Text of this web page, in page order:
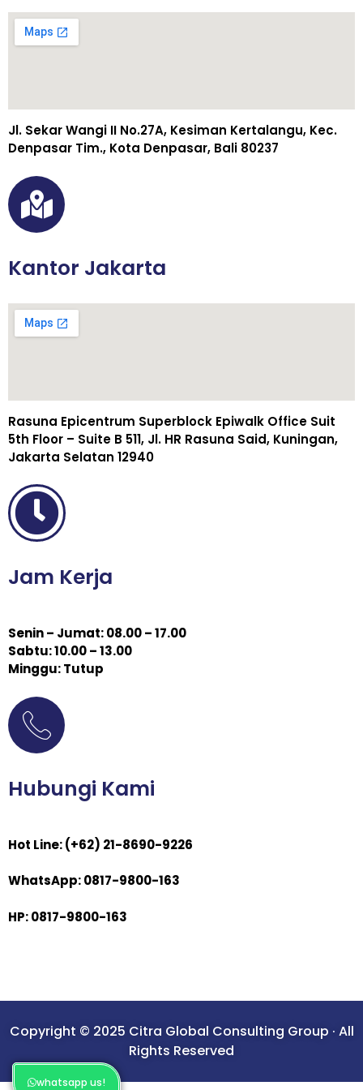
whatsapp us!
Jl. Sekar Wangi II No.27A, Kesiman Kertalangu, Kec.
Denpasar Tim., Kota Denpasar, Bali 80237
Kantor Jakarta
Rasuna Epicentrum Superblock Epiwalk Office Suit
5th Floor – Suite B 511, Jl. HR Rasuna Said, Kuningan,
Jakarta Selatan 12940
Jam Kerja
Senin – Jumat: 08.00 – 17.00
Sabtu: 10.00 – 13.00
Minggu: Tutup
Hubungi Kami
Hot Line: (+62) 21-8690-9226
WhatsApp: 0817-9800-163
HP: 0817-9800-163
Copyright © 2025 Citra Global Consulting Group · All
Rights Reserved